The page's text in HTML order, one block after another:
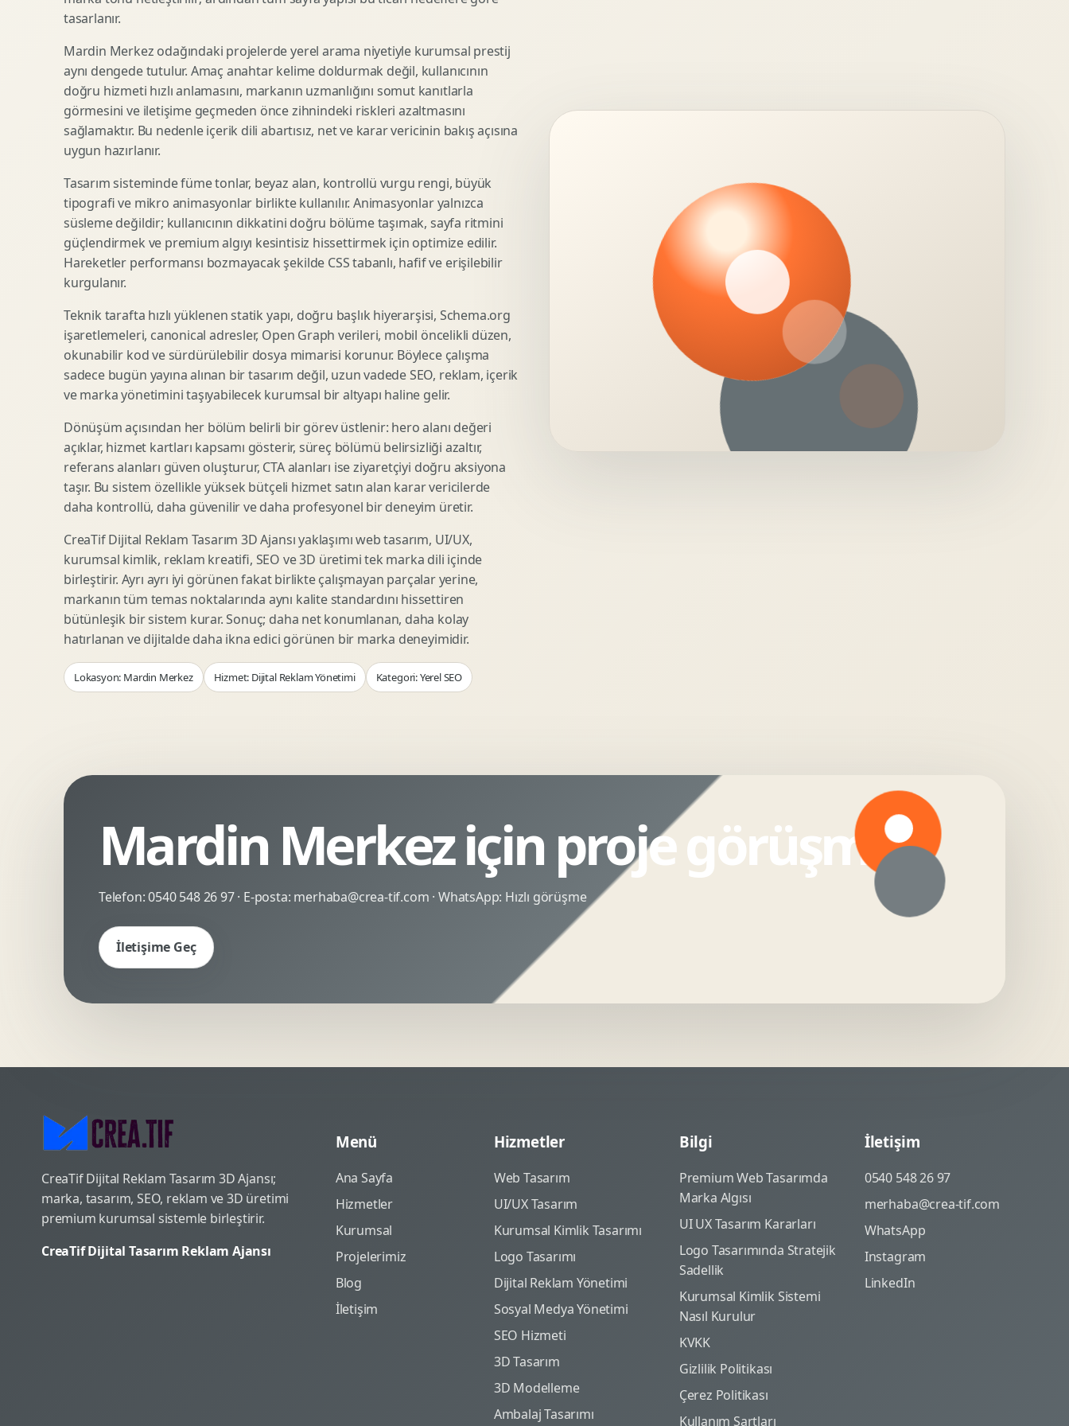
SEO Icerik Stratejisi
Schema Markup Optimizasyonu 3D Lansman Filmi Teknik Modelleme
Premium Ambalaj Tasarimi
Etiket Tasarimi
Kutu Tasarimi
Raf Gorunurlugu
Gida Ambalaj Tasarimi
Kozmetik Ambalaj Tasarimi
E Ticaret Kutu Tasarimi
Ambalaj Mockup Tasarimi
Afis Tasarimi
Brosur Tasarimi
Sunum Tasarimi
Katalog Tasarimi
Infografik Tasarimi
Fuaye Gorsel Tasarimi
Kurumsal Ilan Tasarimi
Marka Stratejisi
Marka Konumlandirma
Rekabet Analizi
Hedef Kitle Analizi
Marka Mimarisi
Deger Onerisi Tasarimi
Pazara Giris Stratejisi
Shopify Tasarim
Woocommerce Tasarim
Eticaret UX Optimizasyonu
Kategori Sayfasi Tasarimi
Sepet Odeme UX
Eticaret SEO Altyapisi
Lead Generation Landing Page
Reklam Landing Page
Webinar Landing Page
App Landing Page
Form Optimizasyonu
Sales Page Tasarimi
Display Banner Tasarimi
Video Reklam Kreatifi
Outdoor Reklam Tasarimi
Performans Kreatif Seti
Story Reklam Tasarimi
Statik Reklam Gorseli
Motion Banner Tasarimi
Logo Animasyonu
Mikro Animasyon Tasarimi
Reklam Motion Video
Arayuz Animasyonu
Sosyal Medya Motion
Webgl Deneyim Tasarimi
AI Gorsel Konsept
No Code Prototip
Veri Gorsellestirme
tasarlanır.
Mardin Merkez odağındaki projelerde yerel arama niyetiyle kurumsal prestij
aynı dengede tutulur. Amaç anahtar kelime doldurmak değil, kullanıcının
doğru hizmeti hızlı anlamasını, markanın uzmanlığını somut kanıtlarla
görmesini ve iletişime geçmeden önce zihnindeki riskleri azaltmasını
sağlamaktır. Bu nedenle içerik dili abartısız, net ve karar vericinin bakış açısına
uygun hazırlanır.
Tasarım sisteminde füme tonlar, beyaz alan, kontrollü vurgu rengi, büyük
tipografi ve mikro animasyonlar birlikte kullanılır. Animasyonlar yalnızca
süsleme değildir; kullanıcının dikkatini doğru bölüme taşımak, sayfa ritmini
güçlendirmek ve premium algıyı kesintisiz hissettirmek için optimize edilir.
Hareketler performansı bozmayacak şekilde CSS tabanlı, hafif ve erişilebilir
kurgulanır.
Teknik tarafta hızlı yüklenen statik yapı, doğru başlık hiyerarşisi, Schema.org
işaretlemeleri, canonical adresler, Open Graph verileri, mobil öncelikli düzen,
okunabilir kod ve sürdürülebilir dosya mimarisi korunur. Böylece çalışma
sadece bugün yayına alınan bir tasarım değil, uzun vadede SEO, reklam, içerik
ve marka yönetimini taşıyabilecek kurumsal bir altyapı haline gelir.
Dönüşüm açısından her bölüm belirli bir görev üstlenir: hero alanı değeri
açıklar, hizmet kartları kapsamı gösterir, süreç bölümü belirsizliği azaltır,
referans alanları güven oluşturur, CTA alanları ise ziyaretçiyi doğru aksiyona
taşır. Bu sistem özellikle yüksek bütçeli hizmet satın alan karar vericilerde
daha kontrollü, daha güvenilir ve daha profesyonel bir deneyim üretir.
CreaTif Dijital Reklam Tasarım 3D Ajansı yaklaşımı web tasarım, UI/UX,
kurumsal kimlik, reklam kreatifi, SEO ve 3D üretimi tek marka dili içinde
birleştirir. Ayrı ayrı iyi görünen fakat birlikte çalışmayan parçalar yerine,
markanın tüm temas noktalarında aynı kalite standardını hissettiren
bütünleşik bir sistem kurar. Sonuç; daha net konumlanan, daha kolay
hatırlanan ve dijitalde daha ikna edici görünen bir marka deneyimidir.
Lokasyon: Mardin Merkez Hizmet: Dijital Reklam Yönetimi Kategori: Yerel SEO
Mardin Merkez için proje görüşmesi
Telefon:0540 548 26 97· E-posta: merhaba@crea-tif.com · WhatsApp: Hızlı görüşme
İletişime Geç
CreaTif Dijital Reklam Tasarım 3D Ajansı;
marka, tasarım, SEO, reklam ve 3D üretimi
premium kurumsal sistemle birleştirir.
CreaTif Dijital Tasarım Reklam Ajansı
Menü
Ana Sayfa
Hizmetler
Kurumsal
Projelerimiz
Blog
İletişim
Hizmetler
Web Tasarım
UI/UX Tasarım
Kurumsal Kimlik Tasarımı
Logo Tasarımı
Dijital Reklam Yönetimi
Sosyal Medya Yönetimi
SEO Hizmeti
3D Tasarım
3D Modelleme
Ambalaj Tasarımı
Bilgi
Premium Web Tasarımda
Marka Algısı
UI UX Tasarım Kararları
Logo Tasarımında Stratejik
Sadellik
Kurumsal Kimlik Sistemi
Nasıl Kurulur
KVKK
Gizlilik Politikası
Çerez Politikası
Kullanım Şartları
İletişim
0540 548 26 97
merhaba@crea-tif.com
WhatsApp
Instagram
LinkedIn